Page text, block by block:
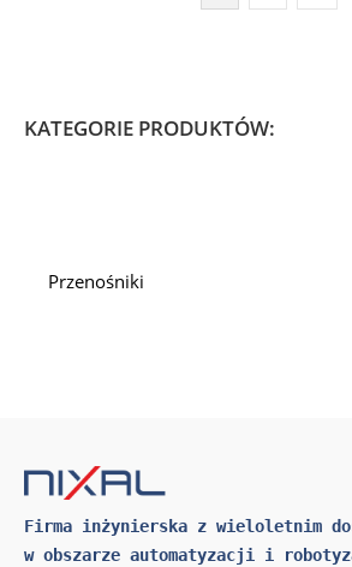
KATEGORIE PRODUKTÓW:
Przenośniki
Firma inżynierska z wieloletnim
w obszarze automatyzacji i